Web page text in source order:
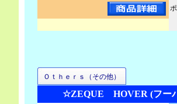
Ｏｔｈｅｒｓ（その他）
☆ZEQUE HOVER (フー